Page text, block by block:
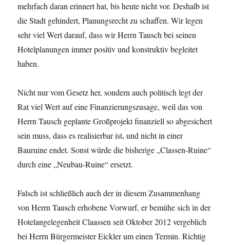
mehrfach daran erinnert hat, bis heute nicht vor. Deshalb ist
die Stadt gehindert, Planungsrecht zu schaffen. Wir legen
sehr viel Wert darauf, dass wir Herrn Tausch bei seinen
Hotelplanungen immer positiv und konstruktiv begleitet
haben.
Nicht nur vom Gesetz her, sondern auch politisch legt der
Rat viel Wert auf eine Finanzierungszusage, weil das von
Herrn Tausch geplante Großprojekt finanziell so abgesichert
sein muss, dass es realisierbar ist, und nicht in einer
Bauruine endet. Sonst würde die bisherige „Classen-Ruine“
durch eine „Neubau-Ruine“ ersetzt.
Falsch ist schließlich auch der in diesem Zusammenhang
von Herrn Tausch erhobene Vorwurf, er bemühe sich in der
Hotelangelegenheit Claassen seit Oktober 2012 vergeblich
bei Herrn Bürgermeister Eickler um einen Termin. Richtig